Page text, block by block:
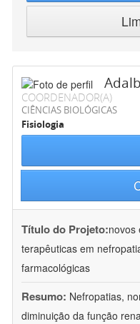
COORDENADOR(A)
CIÊNCIAS BIOLÓGICAS
Fisiologia
Título do Projeto:novos
terapêuticas em
farmacológicas
Resumo: Nefropatias,
diminuição da função